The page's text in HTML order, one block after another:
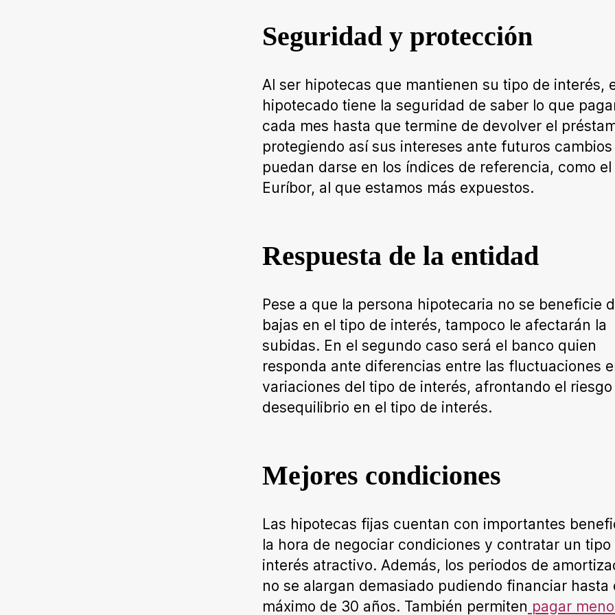
Seguridad y protección
Al ser hipotecas que mantienen su tipo de interés,
hipotecado tiene la seguridad de saber lo que
cada mes hasta que termine de devolver el
protegiendo así sus intereses ante futuros
puedan darse en los índices de referencia, como el
Euríbor, al que estamos más expuestos.
Respuesta de la entidad
Pese a que la persona hipotecaria no se beneficie
bajas en el tipo de interés, tampoco le afectarán la
subidas. En el segundo caso será el banco quien
responda ante diferencias entre las fluctuaciones
variaciones del tipo de interés, afrontando el riesgo
desequilibrio en el tipo de interés.
Mejores condiciones
Las hipotecas fijas cuentan con importantes
la hora de negociar condiciones y contratar un tipo
interés atractivo. Además, los periodos de
no se alargan demasiado pudiendo financiar hasta
máximo de 30 años. También permiten pagar